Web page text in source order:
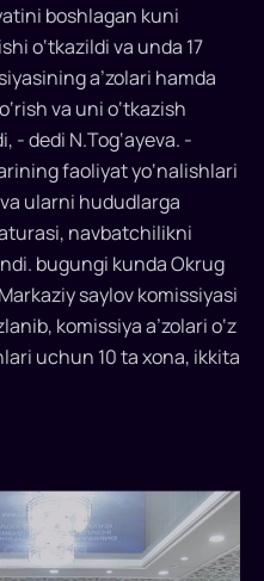
boshlagan kuni
o‘tkazildi va unda 17
a’zolari hamda
va uni o‘tkazish
- dedi N.Tog‘ayeva. -
faoliyat yo‘nalishlari
ularni hududlarga
navbatchilikni
bugungi kunda Okrug
saylov komissiyasi
komissiya a’zolari o‘z
uchun 10 ta xona, ikkita